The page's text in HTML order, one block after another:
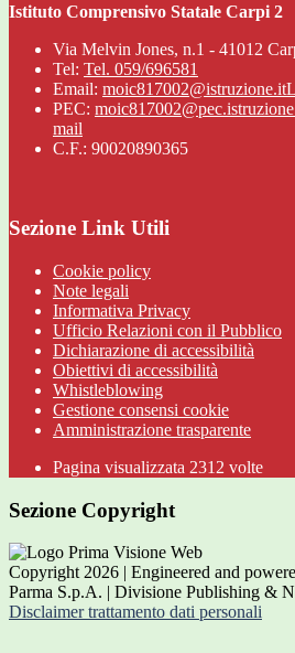
Istituto Comprensivo Statale Carpi 2
Via Melvin Jones, n.1 - 41012
Tel: Tel. 059/696581
Email: moic817002@istruzione.it
PEC:
mail
C.F.: 90020890365
Sezione Link Utili
Cookie policy
Note legali
Informativa Privacy
Ufficio Relazioni con il Pubblico
Dichiarazione di accessibilità
Obiettivi di accessibilità
Whistleblowing
Gestione consensi cookie
Amministrazione trasparente
Pagina visualizzata 2312 volte
Sezione Copyright
Copyright 2026 | Engineered and
Parma S.p.A. | Divisione Publishing &
Disclaimer trattamento dati personali